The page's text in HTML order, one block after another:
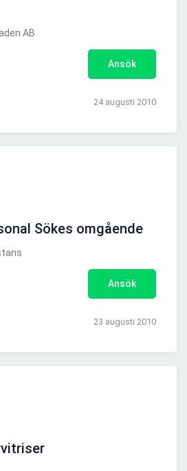
AB
Ansök
24 augusti 2010
Sökes omgående
Ansök
23 augusti 2010